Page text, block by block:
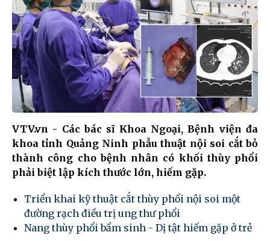
VTV.vn - Các bác sĩ Khoa Ngoại, Bệnh viện đa
khoa tỉnh Quảng Ninh phẫu thuật nội soi cắt bỏ
thành công cho bệnh nhân có khối thùy phổi
phải biệt lập kích thước lớn, hiếm gặp.
Triển khai kỹ thuật cắt thùy phổi nội soi một
đường rạch điều trị ung thư phổi
Nang thùy phổi bẩm sinh - Dị tật hiếm gặp ở trẻ